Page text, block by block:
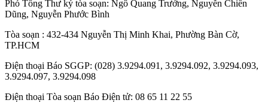
Phó Tổng Thư ký tòa soạn: Ngô Quang Trưởng, Nguyễn Chiến
Dũng, Nguyễn Phước Bình
Tòa soạn : 432-434 Nguyễn Thị Minh Khai, Phường Bàn Cờ,
TP.HCM
Điện thoại Báo SGGP: (028) 3.9294.091, 3.9294.092, 3.9294.093,
3.9294.097, 3.9294.098
Điện thoại Tòa soạn Báo Điện tử: 08 65 11 22 55